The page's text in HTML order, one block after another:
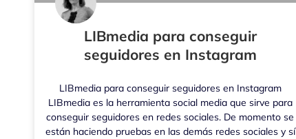
LIBmedia para conseguir
seguidores en Instagram
LIBmedia para conseguir seguidores en Instagram
LIBmedia es la herramienta social media que sirve para
conseguir seguidores en redes sociales. De momento se
están haciendo pruebas en las demás redes sociales y sí